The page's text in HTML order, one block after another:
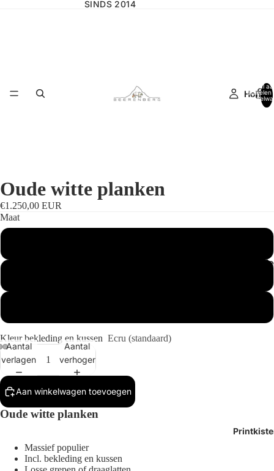
SINDS 2014
Home
Totaal
artikelen
Afbeelding
openen
in
volledig
scherm
Afbeelding
openen
in
volledig
scherm
Afbeelding
openen
in
volledig
scherm
Oude witte planken
€1.250,00 EUR
Maat
Kleur bekleding en kussen Ecru (standaard)
Aantal
verlagen
Aantal
verhogen
Aan winkelwagen toevoegen
Oude witte planken
Massief populier
Incl. bekleding en kussen